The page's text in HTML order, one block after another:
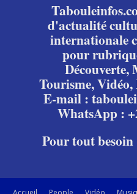
d'actualité
internationale
pour
Découverte,
Tourisme,
E-mail :
WhatsApp :
Pour tout